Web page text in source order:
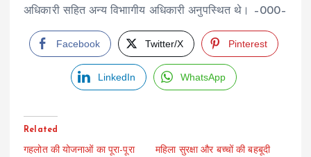
अधिकारी सहित अन्य विभाागीय अधिकारी अनुपस्थित थे। –000–
Facebook Twitter/X Pinterest
LinkedIn WhatsApp
Related
गहलोत की योजनाओं का पूरा-पूरा
महिला सुरक्षा और बच्चों की बहबूदी